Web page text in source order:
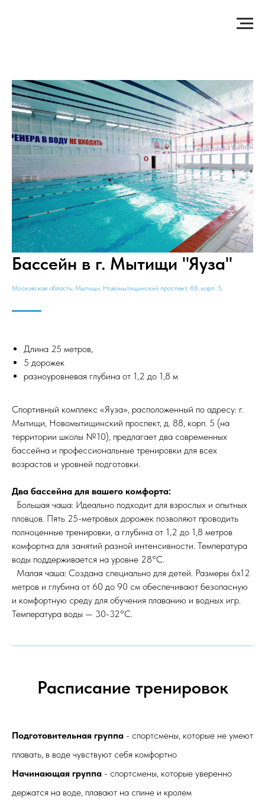
Бассейн в г. Мытищи "Яуза"
Московская область, Мытищи, Новомытищинский проспект, 88, корп. 5
Длина 25 метров,
5 дорожек
разноуровневая глубина от 1,2 до 1,8 м
Спортивный комплекс «Яуза», расположенный по адресу: г.
Мытищи, Новомытищинский проспект, д. 88, корп. 5 (на
территории школы №10), предлагает два современных
бассейна и профессиональные тренировки для всех
возрастов и уровней подготовки.
Два бассейна для вашего комфорта:
Большая чаша: Идеально подходит для взрослых и опытных
пловцов. Пять 25-метровых дорожек позволяют проводить
полноценные тренировки, а глубина от 1,2 до 1,8 метров
комфортна для занятий разной интенсивности. Температура
воды поддерживается на уровне 28°C.
Малая чаша: Создана специально для детей. Размеры 6х12
метров и глубина от 60 до 90 см обеспечивают безопасную
и комфортную среду для обучения плаванию и водных игр.
Температура воды — 30-32°C.
Расписание тренировок
Подготовительная группа - спортсмены, которые не умеют
плавать, в воде чувствуют себя комфортно
Начинающая группа - спортсмены, которые уверенно
держатся на воде, плавают на спине и кролем